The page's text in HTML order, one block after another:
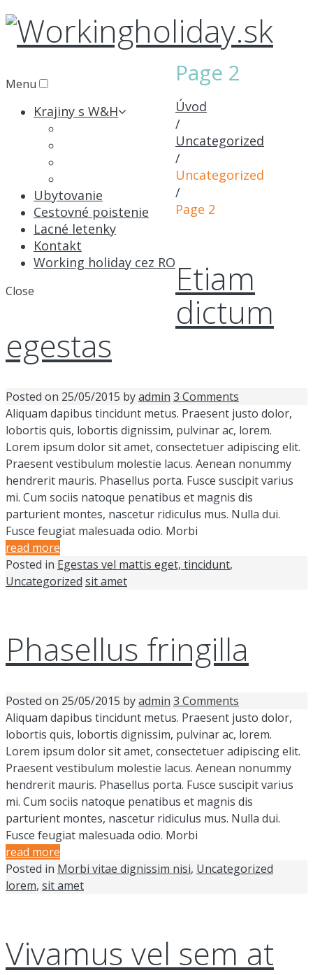
Menu
Krajiny s W&H
Ubytovanie
Cestovné poistenie
Lacné letenky
Kontakt
Working holiday cez RO
Close
Page 2
Úvod
/
Uncategorized
/
Uncategorized
/
Page 2
Etiam
dictum
egestas
Posted on 25/05/2015 byadmin 3 Comments
Aliquam dapibus tincidunt metus. Praesent justo dolor,
lobortis quis, lobortis dignissim, pulvinar ac, lorem.
Lorem ipsum dolor sit amet, consectetuer adipiscing elit.
Praesent vestibulum molestie lacus. Aenean nonummy
hendrerit mauris. Phasellus porta. Fusce suscipit varius
mi. Cum sociis natoque penatibus et magnis dis
parturient montes, nascetur ridiculus mus. Nulla dui.
Fusce feugiat malesuada odio. Morbi
read more
Posted in Egestas vel mattis eget, tincidunt,
Uncategorized sit amet
Phasellus fringilla
Posted on 25/05/2015 byadmin 3 Comments
Aliquam dapibus tincidunt metus. Praesent justo dolor,
lobortis quis, lobortis dignissim, pulvinar ac, lorem.
Lorem ipsum dolor sit amet, consectetuer adipiscing elit.
Praesent vestibulum molestie lacus. Aenean nonummy
hendrerit mauris. Phasellus porta. Fusce suscipit varius
mi. Cum sociis natoque penatibus et magnis dis
parturient montes, nascetur ridiculus mus. Nulla dui.
Fusce feugiat malesuada odio. Morbi
read more
Posted in Morbi vitae dignissim nisi, Uncategorized
lorem, sit amet
Vivamus vel sem at